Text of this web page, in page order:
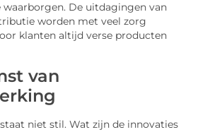
De uitdagingen van
worden met veel zorg
klanten altijd verse producten
van
niet stil. Wat zijn de innovaties